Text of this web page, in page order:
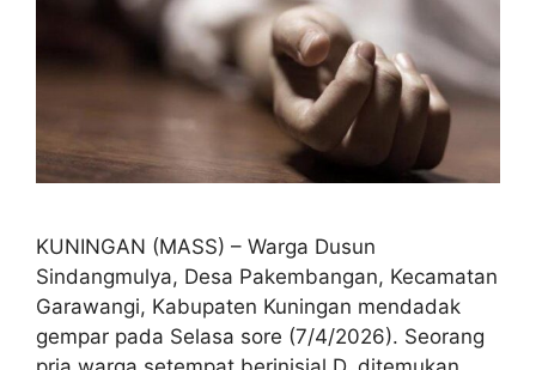
KUNINGAN (MASS) – Warga Dusun
Sindangmulya, Desa Pakembangan, Kecamatan
Garawangi, Kabupaten Kuningan mendadak
gempar pada Selasa sore (7/4/2026). Seorang